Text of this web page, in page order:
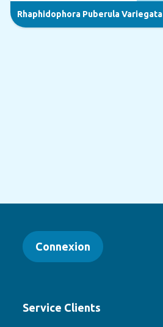
Rhaphidophora Puberula Variegata
Connexion
Service Clients